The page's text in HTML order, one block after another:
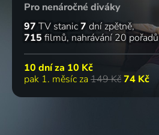
Pro nenáročné diváky
97 TV stanic7 dní zpětně
715 filmů nahrávání 20 pořadů
10 dní za 10 Kč
pak 1. měsíc za 149 Kč74 Kč